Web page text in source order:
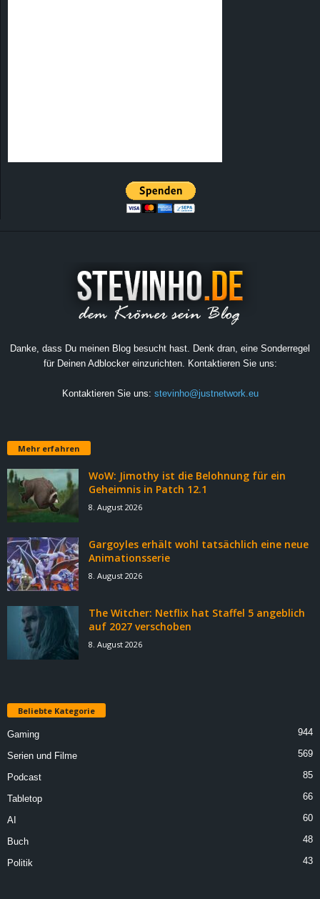
Danke, dass Du meinen Blog besucht hast. Denk dran, eine Sonderregel
für Deinen Adblocker einzurichten. Kontaktieren Sie uns:
Kontaktieren Sie uns: stevinho@justnetwork.eu
Mehr erfahren
WoW: Jimothy ist die Belohnung für ein
Geheimnis in Patch 12.1
8. August 2026
Gargoyles erhält wohl tatsächlich eine neue
Animationsserie
8. August 2026
The Witcher: Netflix hat Staffel 5 angeblich
auf 2027 verschoben
8. August 2026
Beliebte Kategorie
Gaming 944
Serien und Filme 569
Podcast 85
Tabletop 66
AI 60
Buch 48
Politik 43